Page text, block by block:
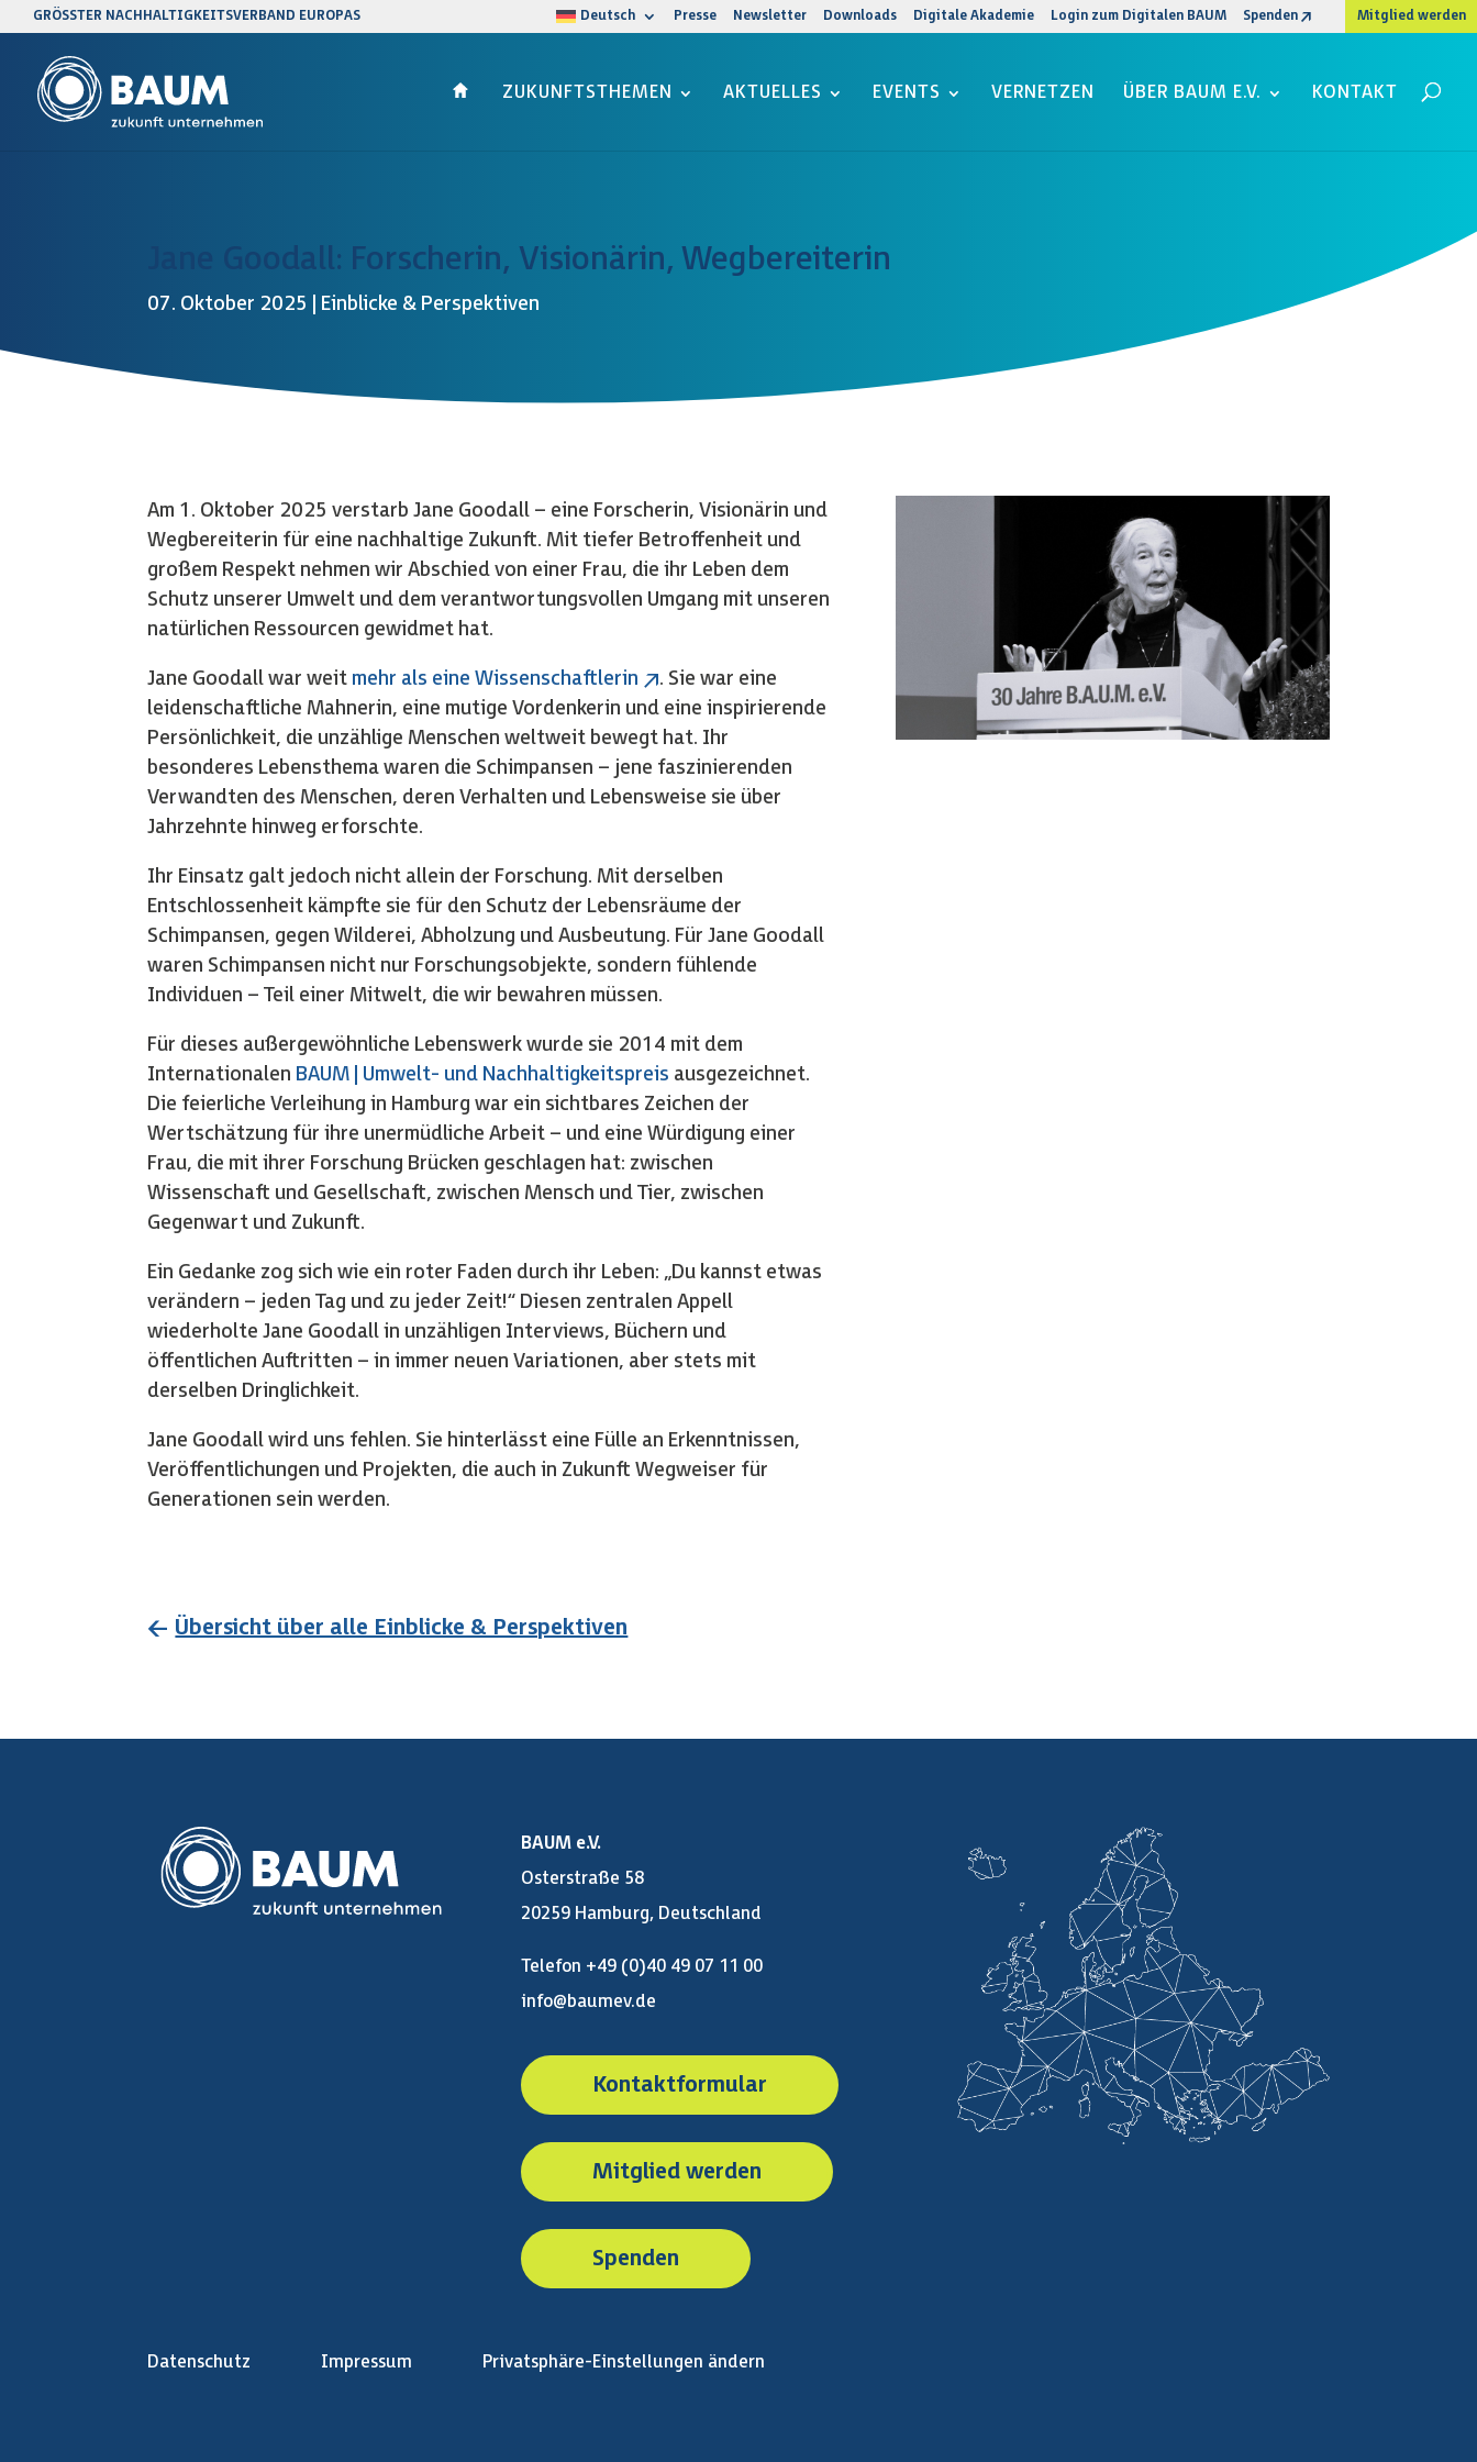
GRÖSSTER NACHHALTIGKEITSVERBAND EUROPAS Deutsch Presse Newsletter Downloads Digitale Akademie Login zum Digitalen BAUM Spenden Mitglied werden
ZUKUNFTSTHEMEN AKTUELLES EVENTS VERNETZEN ÜBER BAUM E.V. KONTAKT
Jane Goodall: Forscherin, Visionärin, Wegbereiterin
07. Oktober 2025 Einblicke & Perspektiven
Am 1. Oktober 2025 verstarb Jane Goodall – eine Forscherin, Visionärin und
Wegbereiterin für eine nachhaltige Zukunft. Mit tiefer Betroffenheit und
großem Respekt nehmen wir Abschied von einer Frau, die ihr Leben dem
Schutz unserer Umwelt und dem verantwortungsvollen Umgang mit unseren
natürlichen Ressourcen gewidmet hat.
Jane Goodall war weit mehr als eine Wissenschaftlerin
. Sie war eine
leidenschaftliche Mahnerin, eine mutige Vordenkerin und eine inspirierende
Persönlichkeit, die unzählige Menschen weltweit bewegt hat. Ihr
besonderes Lebensthema waren die Schimpansen – jene faszinierenden
Verwandten des Menschen, deren Verhalten und Lebensweise sie über
Jahrzehnte hinweg erforschte.
Ihr Einsatz galt jedoch nicht allein der Forschung. Mit derselben
Entschlossenheit kämpfte sie für den Schutz der Lebensräume der
Schimpansen, gegen Wilderei, Abholzung und Ausbeutung. Für Jane Goodall
waren Schimpansen nicht nur Forschungsobjekte, sondern fühlende
Individuen – Teil einer Mitwelt, die wir bewahren müssen.
Für dieses außergewöhnliche Lebenswerk wurde sie 2014 mit dem
Internationalen BAUM | Umwelt- und Nachhaltigkeitspreis ausgezeichnet.
Die feierliche Verleihung in Hamburg war ein sichtbares Zeichen der
Wertschätzung für ihre unermüdliche Arbeit – und eine Würdigung einer
Frau, die mit ihrer Forschung Brücken geschlagen hat: zwischen
Wissenschaft und Gesellschaft, zwischen Mensch und Tier, zwischen
Gegenwart und Zukunft.
Ein Gedanke zog sich wie ein roter Faden durch ihr Leben: „Du kannst etwas
verändern – jeden Tag und zu jeder Zeit!“ Diesen zentralen Appell
wiederholte Jane Goodall in unzähligen Interviews, Büchern und
öffentlichen Auftritten – in immer neuen Variationen, aber stets mit
derselben Dringlichkeit.
Jane Goodall wird uns fehlen. Sie hinterlässt eine Fülle an Erkenntnissen,
Veröffentlichungen und Projekten, die auch in Zukunft Wegweiser für
Generationen sein werden.
← Übersicht über alle Einblicke & Perspektiven
BAUM e.V.
Osterstraße 58
20259 Hamburg, Deutschland
Telefon +49 (0)40 49 07 11 00
info@baumev.de
Kontaktformular
Mitglied werden
Spenden
Datenschutz Impressum Privatsphäre-Einstellungen ändern